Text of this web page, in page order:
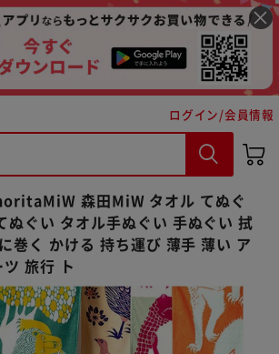
ログイン/会員情報
森田MiW タオル てぬぐ
ぬぐい タオル手ぬぐい 手ぬぐい 拭
巻く かける 持ち運び 薄手 薄い ア
旅行 ト
さい
れる 購入手続きへ